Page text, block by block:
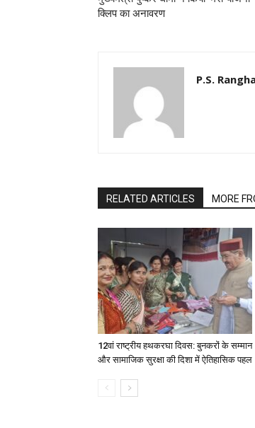
क्लिप का अनावरण
P.S.
RELATED ARTICLES MORE
12वां राष्ट्रीय हथकरघा दिवस: बुनकरों के सम्मान
और सामाजिक सुरक्षा की दिशा में ऐतिहासिक पहल